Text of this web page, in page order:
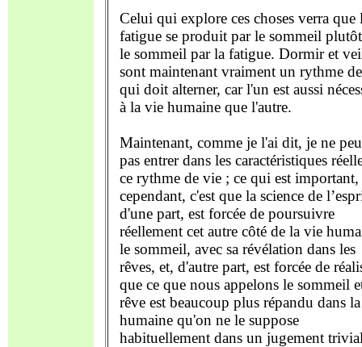
Celui qui explore ces choses verra que
fatigue se produit par le sommeil
le sommeil par la fatigue. Dormir et
sont maintenant vraiment un rythme
qui doit alterner, car l'un est aussi
à la vie humaine que l'autre.
Maintenant, comme je l'ai dit, je ne
pas entrer dans les caractéristiques
ce rythme de vie ; ce qui est important,
cependant, c'est que la science de
d'une part, est forcée de poursuivre
réellement cet autre côté de la vie
le sommeil, avec sa révélation dans les
rêves, et, d'autre part, est forcée de
que ce que nous appelons le sommeil
rêve est beaucoup plus répandu dans
humaine qu'on ne le suppose
habituellement dans un jugement